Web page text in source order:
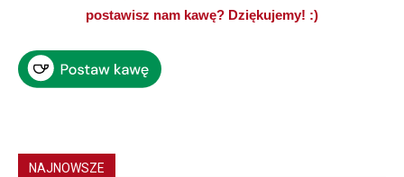
postawisz nam kawę? Dziękujemy! :)
NAJNOWSZE